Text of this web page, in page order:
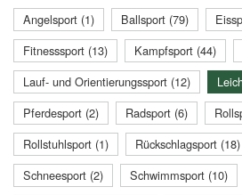
Angelsport (1) Ballsport (79)
Fitnesssport (13)
Kampfsport (44)
Lauf- und Orientierungssport (12)
Pferdesport (2)
Radsport (6)
Rollstuhlsport (1)
Rückschlagsport (18)
Schneesport (2)
Schwimmsport (10)